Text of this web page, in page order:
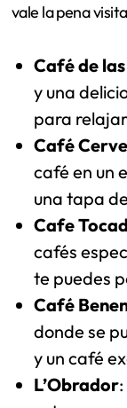
vale la pena
Café de
y una
para
Café
café en un
una tapa
Cafe
cafés
te puedes
Café
donde se
y un café
L’Obrador